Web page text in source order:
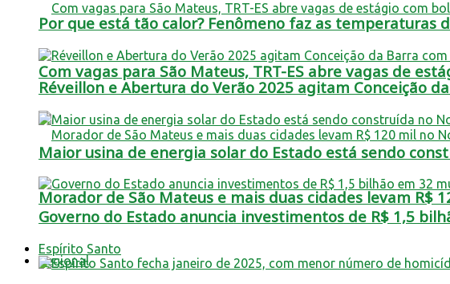
Com vagas para São Mateus, TRT-ES abre vagas de
Morador de São Mateus e mais duas cidades levam R$
Regional
Por que está tão calor? Fenômeno faz as temperaturas
Réveillon e Abertura do Verão 2025 agitam Conceição
Maior usina de energia solar do Estado está sendo
Governo do Estado anuncia investimentos de R$ 1,5
Espírito Santo